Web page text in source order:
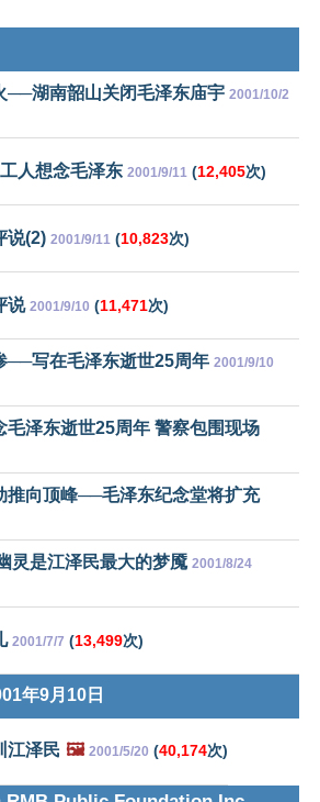
──湖南韶山关闭毛泽东庙宇 2001/10/2
人想念毛泽东 2001/9/11 (12,405次)
说(2) 2001/9/11 (10,823次)
说 2001/9/10 (11,471次)
──写在毛泽东逝世25周年 2001/9/10
毛泽东逝世25周年 警察包围现场
推向顶峰──毛泽东纪念堂将扩充
灵是江泽民最大的梦魇 2001/8/24
2001/7/7 (13,499次)
年9月10日
江泽民 🖼️ 2001/5/20 (40,174次)